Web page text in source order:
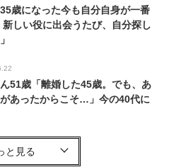
歳になった今も自分自身が一番
しい役に出会うたび、自分探し
51歳「離婚した45歳。でも、あ
あったからこそ…」今の40代に
バ派】白Tシャツは「パール×ゴー